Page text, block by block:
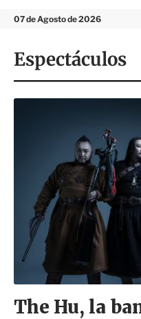
n
07 de Agosto de 2026
Espectáculos
The Hu, la